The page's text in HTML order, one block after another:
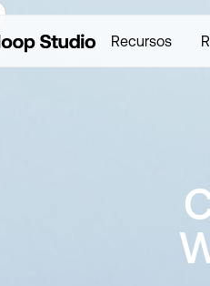
Recursos